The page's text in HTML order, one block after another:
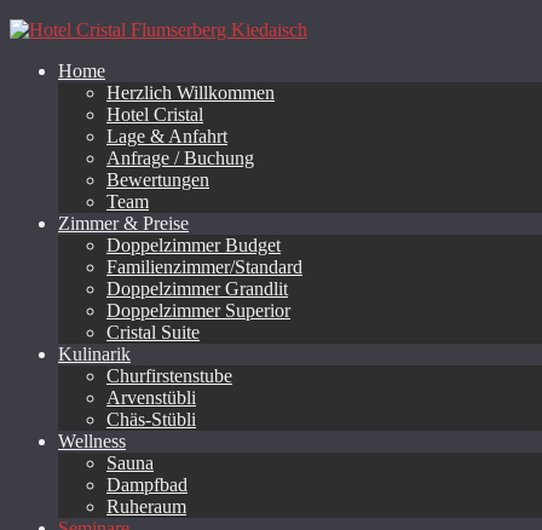
Home
Herzlich Willkommen
Hotel Cristal
Lage & Anfahrt
Anfrage / Buchung
Bewertungen
Team
Zimmer & Preise
Doppelzimmer Budget
Familienzimmer/Standard
Doppelzimmer Grandlit
Doppelzimmer Superior
Cristal Suite
Kulinarik
Churfirstenstube
Arvenstübli
Chäs-Stübli
Wellness
Sauna
Dampfbad
Ruheraum